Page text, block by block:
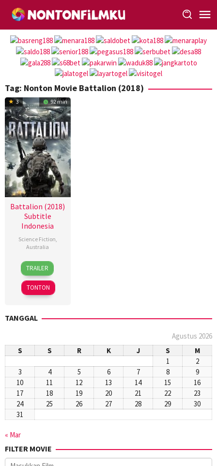
Tag: Nonton Movie Battalion (2018)
3 92 min
Battalion (2018)
Subtitle
Indonesia
Science Fiction,
Australia
9
Jan
2018
Michael
Miller
TRAILER
TONTON
TANGGAL
Agustus 2026
S
S R K J S
M
1
2
3
4 5 6 7 8
9
10
11 12 13 14 15
16
17
18 19 20 21 22
23
24
25 26 27 28 29
30
31
« Mar
FILTER MOVIE